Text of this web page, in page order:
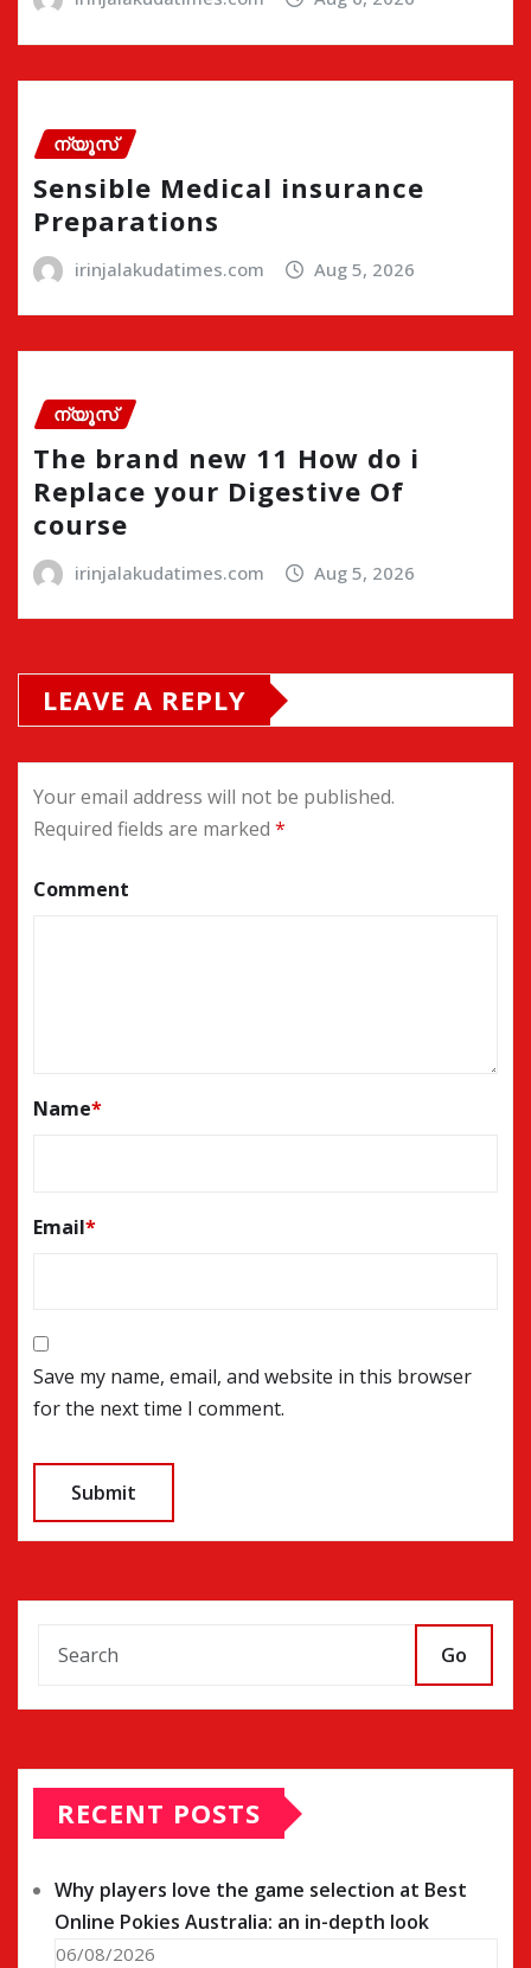
ന്യൂസ്
Sensible Medical insurance
Preparations
irinjalakudatimes.com Aug 5, 2026
ന്യൂസ്
The brand new 11 How do i
Replace your Digestive Of
course
irinjalakudatimes.com Aug 5, 2026
LEAVE A REPLY
Your email address will not be published.
Required fields are marked *
Comment
Name*
Email*
Save my name, email, and website in this browser
for the next time I comment.
Go
RECENT POSTS
Why players love the game selection at Best
Online Pokies Australia: an in-depth look
06/08/2026